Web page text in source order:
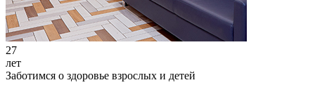
27
лет
Заботимся о здоровье взрослых и детей